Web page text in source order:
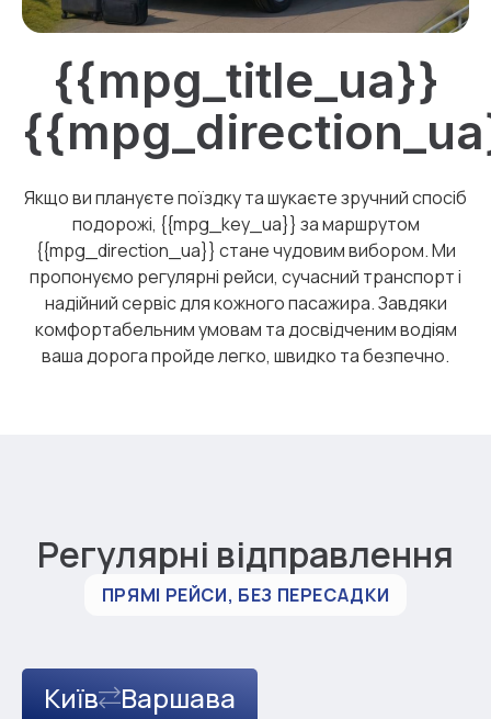
{{mpg_title_ua}}
Якщо ви плануєте поїздку та шукаєте зручний спосіб
подорожі, {{mpg_key_ua}} за маршрутом
{{mpg_direction_ua}} стане чудовим вибором. Ми
пропонуємо регулярні рейси, сучасний транспорт і
надійний сервіс для кожного пасажира. Завдяки
комфортабельним умовам та досвідченим водіям
ваша дорога пройде легко, швидко та безпечно.
Регулярні відправлення
ПРЯМІ РЕЙСИ, БЕЗ ПЕРЕСАДКИ
Київ Варшава